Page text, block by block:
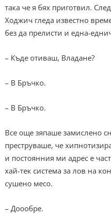
така че я бях приготвил.
Ходжич гледа известно
без да прелисти и една-
– Къде отиваш, Владане?
– В Бръчко.
– В Бръчко.
Все още зяпаше замислено
преструваше, че
и постоянния ми адрес е
хай-тек система за лов на
сушено месо.
– Доообре.